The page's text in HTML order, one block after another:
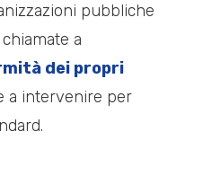
pubbliche
a
dei propri
a intervenire per